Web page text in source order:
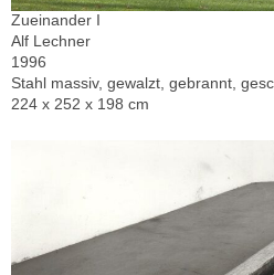
Zueinander I
Alf Lechner
1996
Stahl massiv, gewalzt, gebrannt,
224 x 252 x 198 cm